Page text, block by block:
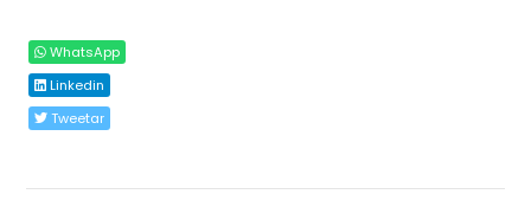
WhatsApp
Linkedin
Tweetar